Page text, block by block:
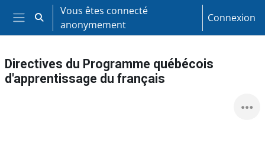
Passer au contenu principal
Panneau latéral
Activer/désactiver la saisie de recherche
Vous êtes connecté
anonymement
Connexion
Directives du Programme québécois
d'apprentissage du français